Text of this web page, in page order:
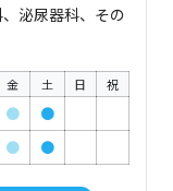
泌尿器科、その
金 土 日 祝
●
●
● ●